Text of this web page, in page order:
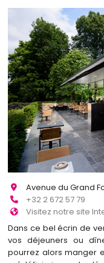
Avenue du Grand
+32 2 672 57 79
Visitez notre site
Dans ce bel écrin de
vos déjeuners ou
pourrez alors manger